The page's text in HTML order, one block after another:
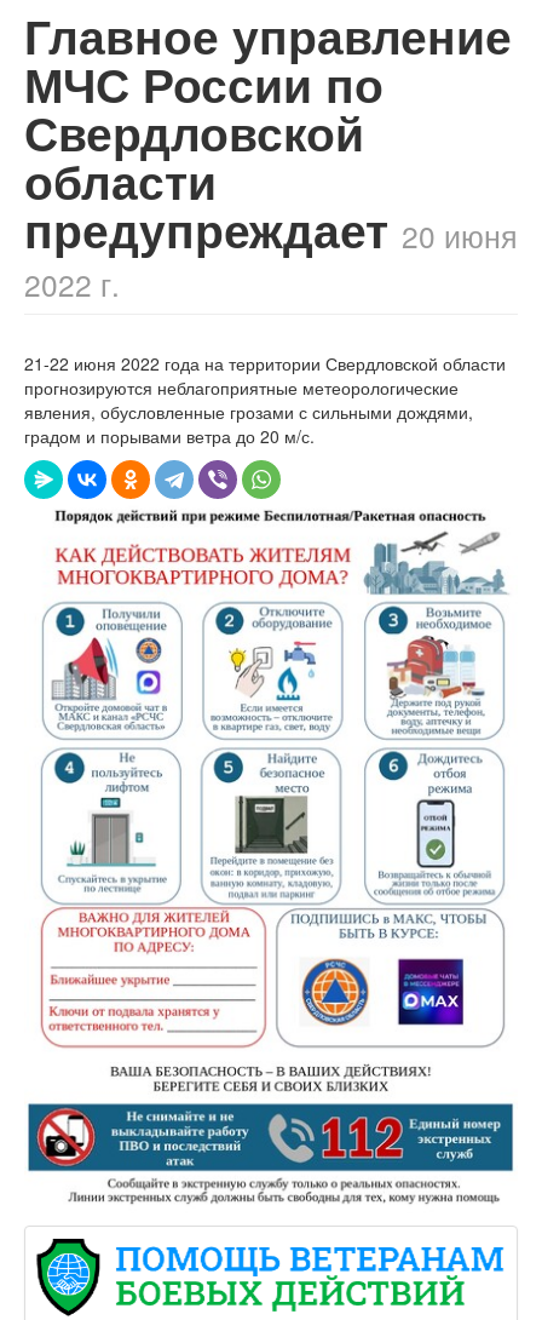
​Главное управление
МЧС России по
Свердловской
области
предупреждает 20 июня
2022 г.
21-22 июня 2022 года на территории Свердловской области
прогнозируются неблагоприятные метеорологические
явления, обусловленные грозами с сильными дождями,
градом и порывами ветра до 20 м/с.